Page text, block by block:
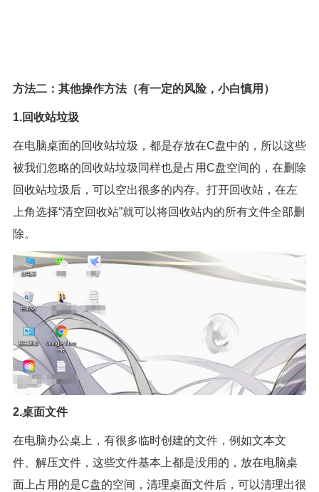
方法二： 其他操作方法（有一定的风险，小白慎用）
1.回收站垃圾
在电脑桌面的回收站垃圾，都是存放在C盘中的，所以这些
被我们忽略的回收站垃圾同样也是占用C盘空间的，在删除
回收站垃圾后，可以空出很多的内存。打开回收站，在左
上角选择“清空回收站”就可以将回收站内的所有文件全部删
除。
2.桌面文件
在电脑办公桌上，有很多临时创建的文件，例如文本文
件、解压文件，这些文件基本上都是没用的，放在电脑桌
面上占用的是C盘的空间，清理桌面文件后，可以清理出很